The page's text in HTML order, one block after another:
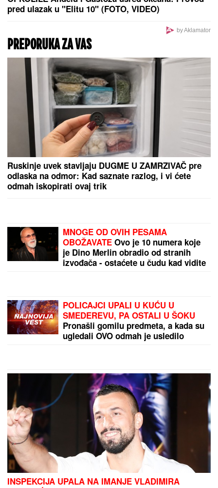
pred ulazak u "Elitu 10" (FOTO, VIDEO)
by Aklamator
PREPORUKA ZA VAS
Ruskinje uvek stavljaju DUGME U ZAMRZIVAČ pre
odlaska na odmor: Kad saznate razlog, i vi ćete
odmah iskopirati ovaj trik
MNOGE OD OVIH PESAMA
OBOŽAVATE Ovo je 10 numera koje
je Dino Merlin obradio od stranih
izvođača - ostaćete u čudu kad vidite
POLICAJCI UPALI U KUĆU U
SMEDEREVU, PA OSTALI U ŠOKU
Pronašli gomilu predmeta, a kada su
ugledali OVO odmah je usledilo
INSPEKCIJA UPALA NA IMANJE VLADIMIRA